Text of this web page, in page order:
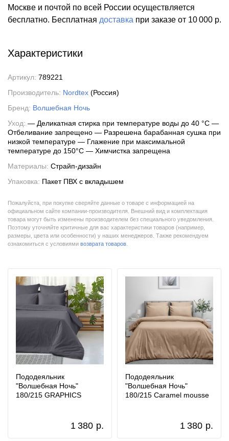
Москве и почтой по всей России осуществляется
бесплатно. Бесплатная доставка при заказе от 10 000 р.
Характеристики
Артикул: 789221
Производитель: Nordtex (Россия)
Бренд: Волшебная Ночь
Уход: — Деликатная стирка при температуре воды до 40 °C —
Отбеливание запрещено — Разрешена барабанная сушка при
низкой температуре — Глажение при максимальной
температуре до 150°С — Химчистка запрещена
Материалы: Страйп-дизайн
Упаковка: Пакет ПВХ с вкладышем
Пожалуйста, при покупке сверяйте данные о товаре с информацией на
официальном сайте компании-производителя. Внешний вид и комплектация
товара могут быть изменены производителем без специального уведомления.
Поэтому уточняйте критичные для вас характеристики товаров (например,
размеры, цвета или особенности) у наших менеджеров. Также рекомендуем
ознакомиться с условиями возврата товаров
Пододеяльник
"Волшебная Ночь"
180/215 GRAPHICS
1 380 р.
Пододеяльник
"Волшебная Ночь"
180/215 Caramel mousse
1 380 р.